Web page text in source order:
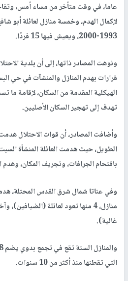
عاما، في وقت متأخر من مساء أمس،
لإكمال الهدم، وخمسة منازل لعائلة أبو
1993-2000، ويعيش فيها 15 فردًا.
ونوهت المصادر ذاتها، إلى أن بلدية
قرارات بهدم المنازل والمنشآت في حي
الهيكلية المقدمة من السكان، لإقامة ما
تهدف إلى تهجير السكان الأصليين.
وأضافت المصادر، أن قوات الاحتلال
الطويل، حيث هدمت العائلة المنشأة
باقتحام الجرافات، وتجريف المكان، وهدم
وفي عناتا شمال شرق القدس المحتلة،
منازل، 4 منها تعود لعائلة
غالية).
التي تقطنها منذ أكثر من 10 سنوات.